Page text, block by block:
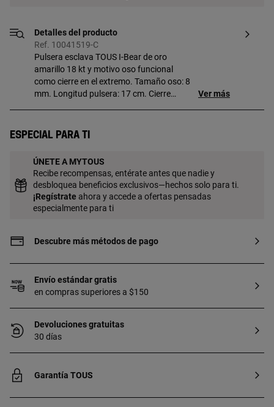
Detalles del producto
Ref. 10041519-C
Pulsera esclava TOUS I-Bear de oro
amarillo 18 kt y motivo oso funcional
como cierre en el extremo. Tamaño oso: 8
mm. Longitud pulsera: 17 cm. Cierre
Ver más
Especial para ti
ÚNETE A MYTOUS
Recibe recompensas, entérate antes que nadie y
desbloquea beneficios exclusivos—hechos solo para ti.
¡Regístrate ahora y accede a ofertas pensadas
especialmente para ti
Descubre más métodos de pago
Envío estándar gratis
en compras superiores a $150
Devoluciones gratuitas
30 días
Garantía TOUS